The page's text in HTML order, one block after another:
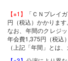
【※1】
「ＣＮプレイ
円（税込）かかります。
なお、年間のクレジ
年会費1,375円（税込
（上記「年間」とは